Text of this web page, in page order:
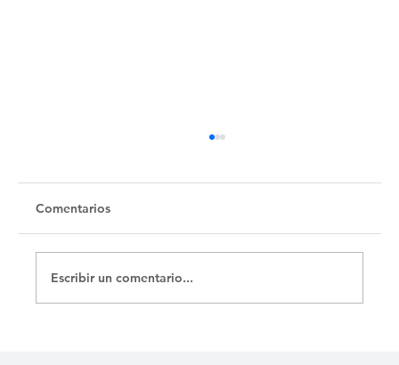
Comentarios
Escribir un comentario...